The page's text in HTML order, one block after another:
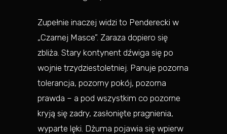
Zupełnie inaczej widzi to Penderecki w
„Czarnej Masce”. Zaraza dopiero się
zbliża. Stary kontynent dźwiga się po
wojnie trzydziestoletniej. Panuje pozorna
tolerancja, pozorny pokój, pozorna
prawda – a pod wszystkim co pozorne
kryją się zadry, zasłonięte pragnienia,
wyparte lęki. Dżuma pojawia się wpierw